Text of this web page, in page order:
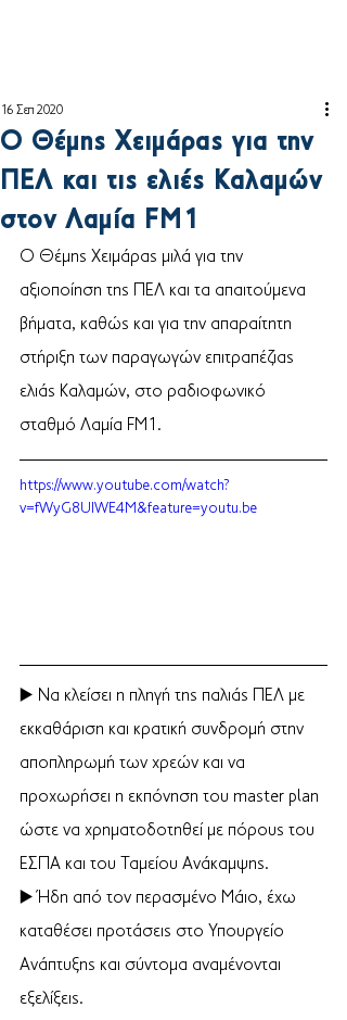
Ο Θέμης Χειμάρας για την
ΠΕΛ και τις ελιές Καλαμών
στον Λαμία FM1
16 Σεπ 2020
Ο Θέμης Χειμάρας μιλά για την
αξιοποίηση της ΠΕΛ και τα απαιτούμενα
βήματα, καθώς και για την απαραίτητη
στήριξη των παραγωγών επιτραπέζιας
ελιάς Καλαμών, στο ραδιοφωνικό
σταθμό Λαμία FM1.
https://www.youtube.com/watch?
v=fWyG8UIWE4M&feature=youtu.be
▶️ Να κλείσει η πληγή της παλιάς ΠΕΛ με
εκκαθάριση και κρατική συνδρομή στην
αποπληρωμή των χρεών και να
προχωρήσει η εκπόνηση του master plan
ώστε να χρηματοδοτηθεί με πόρους του
ΕΣΠΑ και του Ταμείου Ανάκαμψης.
▶️ Ήδη από τον περασμένο Μάιο, έχω
καταθέσει προτάσεις στο Υπουργείο
Ανάπτυξης και σύντομα αναμένονται
εξελίξεις.